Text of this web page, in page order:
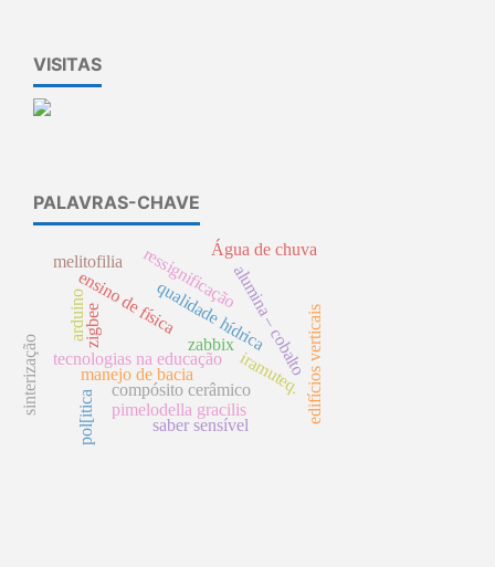
VISITAS
PALAVRAS-CHAVE
ensino de físicaqualidade hídrica
manejo de bacia
tecnologias na educação
compósito cerâmico
alumina – cobalto
sinterização
zigbee zabbix
pol[itica
Água de chuva
ressignificação
pimelodella gracilis
saber sensível
iramuteq.
melitofilia
edifícios verticais
arduino